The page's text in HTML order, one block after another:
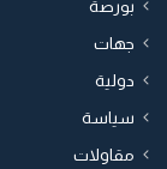
بورصة
جهات
دولية
سياسة
مقاولات